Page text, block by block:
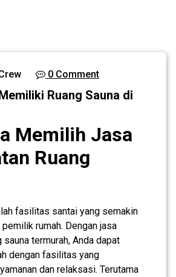
0 Comment
Ruang Sauna di
Memilih Jasa
Ruang
fasilitas santai yang semakin
rumah. Dengan jasa
sauna termurah, Anda dapat
dengan fasilitas yang
dan relaksasi. Terutama